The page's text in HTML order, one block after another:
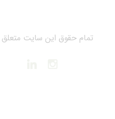
تمام حقوق این سایت